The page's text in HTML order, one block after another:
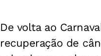
De volta ao
recuperação de